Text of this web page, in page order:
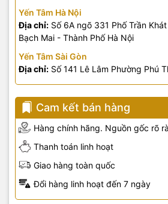
Yến Tâm Hà Nội
Địa chỉ: Số 6A ngõ 331 Phố Trần
Bạch Mai - Thành Phố Hà Nội
Yến Tâm Sài Gòn
Địa chỉ: Số 141 Lê Lâm Phường Phú
Cam kết bán hàng
Hàng chính hãng. Nguồn gốc rõ
Thanh toán linh hoạt
Giao hàng toàn quốc
Đổi hàng linh hoạt đến 7 ngày